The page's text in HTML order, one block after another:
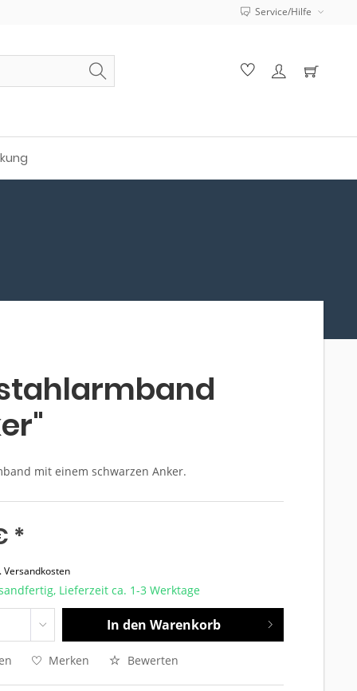
Service/Hilfe
mit einem schwarzen Anker.
*
Versandkosten
Lieferzeit ca. 1-3 Werktage
In den Warenkorb
Merken Bewerten